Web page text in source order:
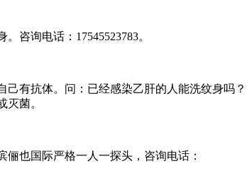
咨询电话：17545523783。
有抗体。问：已经感染乙肝的人能洗纹身吗？
菌。
也国际严格一人一探头，咨询电话：